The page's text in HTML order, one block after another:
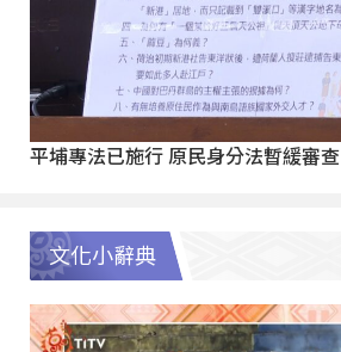
平埔專法已施行 原民身分法暫緩審查
文化小辭典